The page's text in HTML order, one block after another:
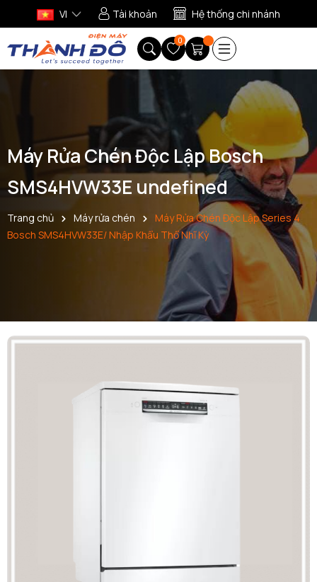
VI Tài khoản Hệ thống chi nhánh
0
Máy Rửa Chén Độc Lập Bosch
SMS4HVW33E undefined
Trang chủ Máy rửa chén
Máy Rửa Chén Độc Lập Series 4
Bosch SMS4HVW33E/ Nhập Khẩu Thổ Nhĩ Kỳ